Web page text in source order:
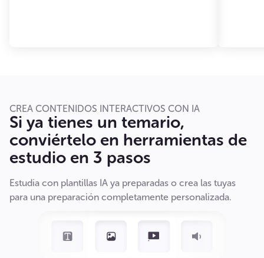
CREA CONTENIDOS INTERACTIVOS CON IA
Si ya tienes un temario,
conviértelo en herramientas de
estudio en 3 pasos
Estudia con plantillas IA ya preparadas o crea las tuyas
para una preparación completamente personalizada.